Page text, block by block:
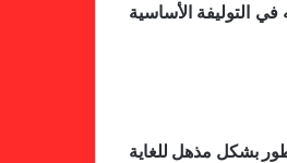
التوليفة الأساسية
بشكل مذهل للغاية